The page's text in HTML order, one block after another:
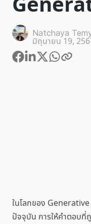
Natchaya
มิถุนายน 19,
ในโลกของ
ปัจจุบัน การให้คำตอบ